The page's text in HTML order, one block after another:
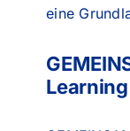
eine
Learning